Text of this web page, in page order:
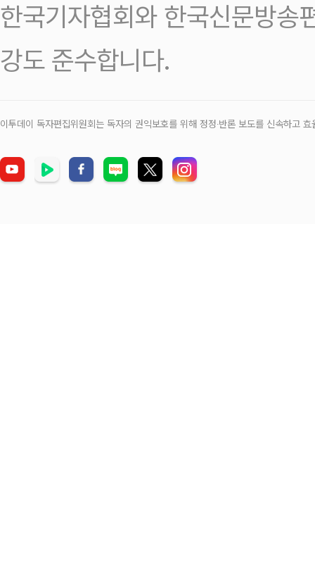
한국기자협회와 한국신문방송
강도 준수합니다.
이투데이 독자편집위원회는 독자의 권익보호를 위해 정정‧반론 보도를 신속하고